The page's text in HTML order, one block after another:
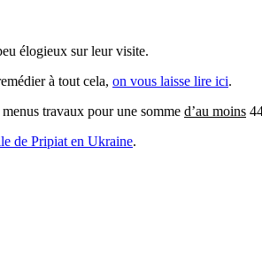
élogieux sur leur visite.
à tout cela, on vous laisse lire ici.
travaux pour une somme d’au moins
de Pripiat en Ukraine.